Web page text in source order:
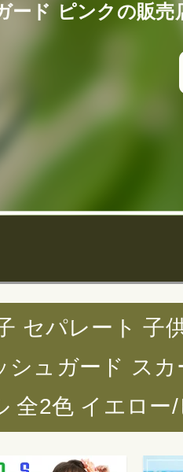
ード ピンクの販売
セパレート 子
シュガード ス
全2色 イエロ